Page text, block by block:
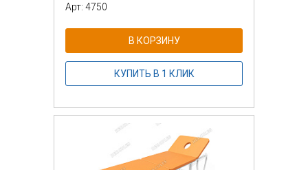
Арт: 4750
В КОРЗИНУ
КУПИТЬ В 1 КЛИК